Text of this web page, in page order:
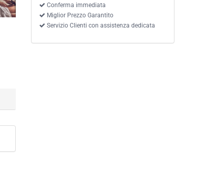
Conferma immediata
Miglior Prezzo Garantito
Servizio Clienti con assistenza dedicata